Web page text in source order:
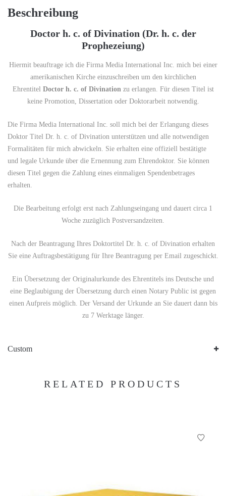
Beschreibung
Doctor h. c. of Divination (Dr. h. c. der
Prophezeiung)
Hiermit beauftrage ich die Firma Media International Inc. mich bei einer
amerikanischen Kirche einzuschreiben um den kirchlichen
Ehrentitel Doctor h. c. of Divination zu erlangen. Für diesen Titel ist
keine Promotion, Dissertation oder Doktorarbeit notwendig.
Die Firma Media International Inc. soll mich bei der Erlangung dieses
Doktor Titel Dr. h. c. of Divination unterstützen und alle notwendigen
Formalitäten für mich abwickeln. Sie erhalten eine offiziell bestätigte
und legale Urkunde über die Ernennung zum Ehrendoktor. Sie können
diesen Titel gegen die Zahlung eines einmaligen Spendenbetrages
erhalten.
Die Bearbeitung erfolgt erst nach Zahlungseingang und dauert circa 1
Woche zuzüglich Postversandzeiten.
Nach der Beantragung Ihres Doktortitel Dr. h. c. of Divination erhalten
Sie eine Auftragsbestätigung für Ihre Beantragung per Email zugeschickt.
Ein Übersetzung der Originalurkunde des Ehrentitels ins Deutsche und
eine Beglaubigung der Übersetzung durch einen Notary Public ist gegen
einen Aufpreis möglich. Der Versand der Urkunde an Sie dauert dann bis
zu 7 Werktage länger.
Custom
RELATED PRODUCTS